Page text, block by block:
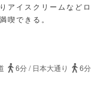
アイスクリームなどロ
喫できる。
6分/ 日本大通り
6分